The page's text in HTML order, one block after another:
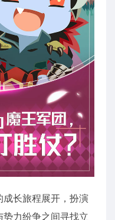
长旅程展开，扮演
力纷争之间寻找立